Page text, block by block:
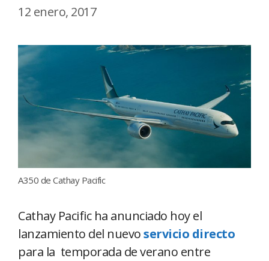
12 enero, 2017
A350 de Cathay Pacific
Cathay Pacific ha anunciado hoy el
lanzamiento del nuevoservicio directo
para la temporada de verano entre